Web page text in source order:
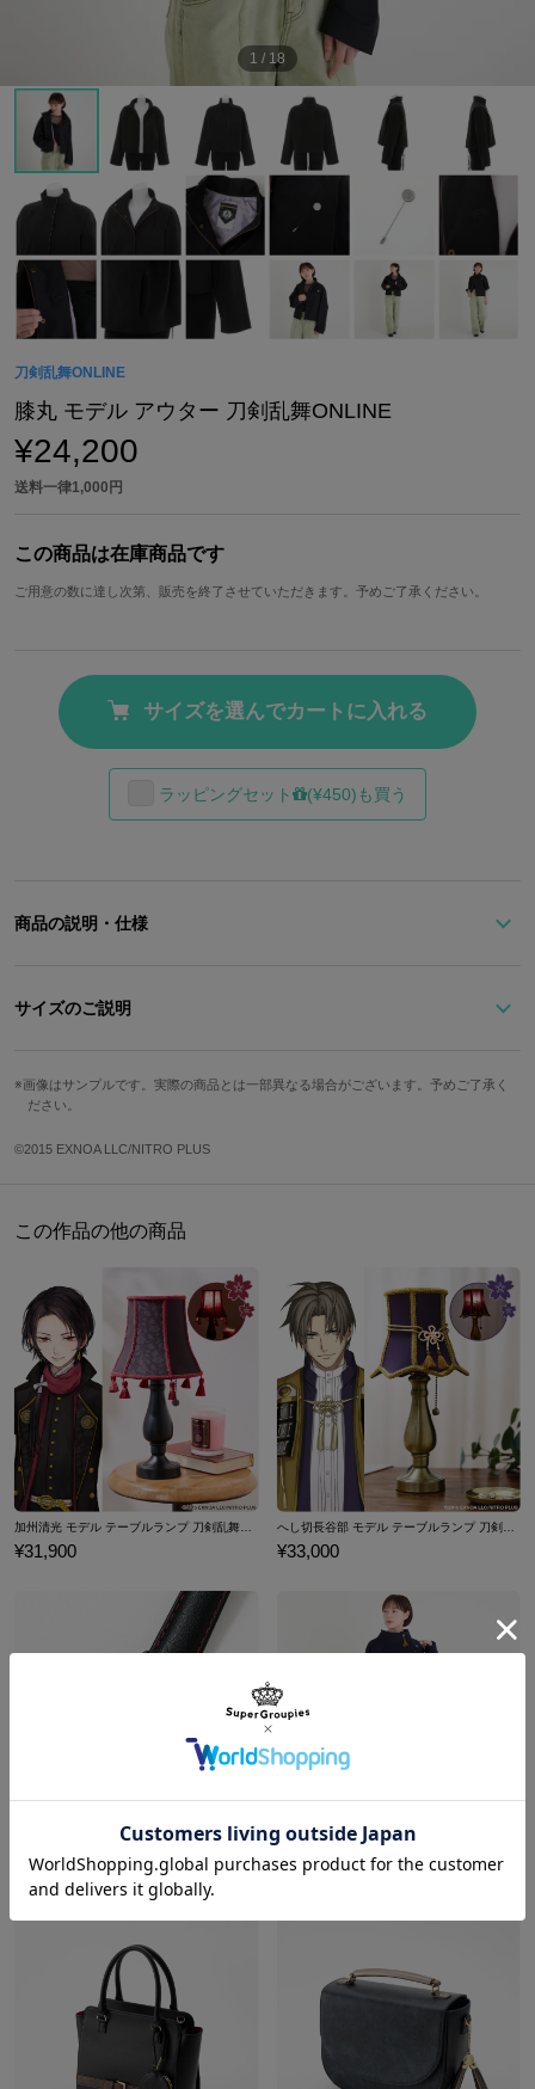
1 / 18
刀剣乱舞ONLINE
膝丸 モデル アウター 刀剣乱舞ONLINE
¥24,200
送料一律1,000円
この商品は在庫商品です
ご用意の数に達し次第、販売を終了させていただきます。予めご了承ください。
サイズを選んでカートに入れる
ラッピングセット (¥450)も買う
商品の説明・仕様
特徴的な襟元のカッティングが洗練された大人の装いを演出しま
内側には扇の刺繍や刀剣男士紋をあしらったタグなど、細かなディ
テールまでこだわって仕上げました。裏地は淡いパープルカラー。
ボタンをきっちり閉じて着用するとマニッシュな印象に。
です。
原産国／ 中国
素材／ 表地・裏地：ポリエステル100% ラペルピン・プレート：真鍮 キャ
ッチ・針：ステンレス キャッチ内部：シリコンゴム
サイズのご説明
レディースM
レディースL 52cm
画像はサンプルです。実際の商品とは一部異なる場合がございます。予めご了承く
ださい。
©2015 EXNOA LLC/NITRO PLUS
この作品の他の商品
加州清光 モデル テーブルランプ 刀剣乱舞ONLINE
¥31,900
へし切長谷部 モデル テーブルランプ 刀剣乱舞ONLINE
¥33,000
¥17,600 ¥27,500